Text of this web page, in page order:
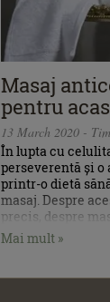
Masaj
pentru
13 March 2020 -
În lupta cu
perseverentă și
printr-o dietă
masaj. Despre
precis, despre
chiar tu.
Mai mult »